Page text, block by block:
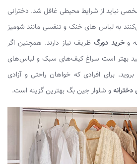
نباید از شرایط محیطی غافل شد. دخترانی
به لباس های خنک و تنفسی مانند شومیز
وخرید دورگ ظریف نیاز دارند. همچنین اگر
بهتر است سراغ کیف‌های سبک و لباس‌های
برای افرادی که خواهان راحتی و آزادی
و شلوار جین بگ بهترین گزینه است.